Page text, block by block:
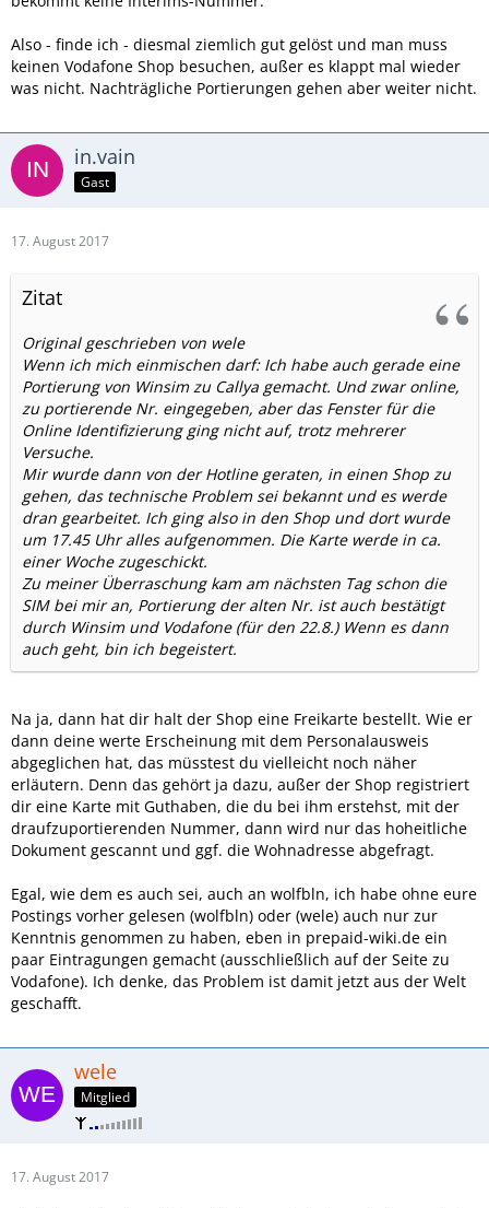
Also - finde ich - diesmal ziemlich gut gelöst und man muss
keinen Vodafone Shop besuchen, außer es klappt mal wieder
was nicht. Nachträgliche Portierungen gehen aber weiter nicht.
in.vain
Gast
17. August 2017
Zitat
Original geschrieben von wele
Wenn ich mich einmischen darf: Ich habe auch gerade eine
Portierung von Winsim zu Callya gemacht. Und zwar online,
zu portierende Nr. eingegeben, aber das Fenster für die
Online Identifizierung ging nicht auf, trotz mehrerer
Versuche.
Mir wurde dann von der Hotline geraten, in einen Shop zu
gehen, das technische Problem sei bekannt und es werde
dran gearbeitet. Ich ging also in den Shop und dort wurde
um 17.45 Uhr alles aufgenommen. Die Karte werde in ca.
einer Woche zugeschickt.
Zu meiner Überraschung kam am nächsten Tag schon die
SIM bei mir an, Portierung der alten Nr. ist auch bestätigt
durch Winsim und Vodafone (für den 22.8.) Wenn es dann
auch geht, bin ich begeistert.
Na ja, dann hat dir halt der Shop eine Freikarte bestellt. Wie er
dann deine werte Erscheinung mit dem Personalausweis
abgeglichen hat, das müsstest du vielleicht noch näher
erläutern. Denn das gehört ja dazu, außer der Shop registriert
dir eine Karte mit Guthaben, die du bei ihm erstehst, mit der
draufzuportierenden Nummer, dann wird nur das hoheitliche
Dokument gescannt und ggf. die Wohnadresse abgefragt.
Egal, wie dem es auch sei, auch an wolfbln, ich habe ohne eure
Postings vorher gelesen (wolfbln) oder (wele) auch nur zur
Kenntnis genommen zu haben, eben in prepaid-wiki.de ein
paar Eintragungen gemacht (ausschließlich auf der Seite zu
Vodafone). Ich denke, das Problem ist damit jetzt aus der Welt
geschafft.
wele
Mitglied
17. August 2017